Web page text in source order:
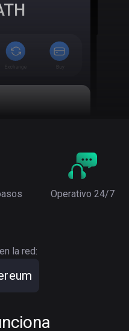
Operativo 24/7
la red: